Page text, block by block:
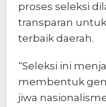
proses seleksi
transparan
terbaik daerah.
“Seleksi ini
membentuk
jiwa